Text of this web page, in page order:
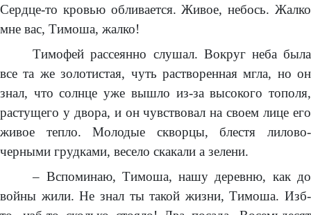
Сердце-то кровью обливается. Живое, небось. Жалко
мне вас, Тимоша, жалко!
Тимофей рассеянно слушал. Вокруг неба была
все та же золотистая, чуть растворенная мгла, но он
знал, что солнце уже вышло из-за высокого тополя,
растущего у двора, и он чувствовал на своем лице его
живое тепло. Молодые скворцы, блестя лилово-
черными грудками, весело скакали а зелени.
– Вспоминаю, Тимоша, нашу деревню, как до
войны жили. Не знал ты такой жизни, Тимоша. Изб-